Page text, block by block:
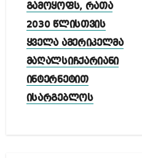
გამოყოფს, რათა
2030 წლისთვის
ყველა ამერიკელმა
მაღალსიჩქარიანი
ინტერნეტით
ისარგებლოს